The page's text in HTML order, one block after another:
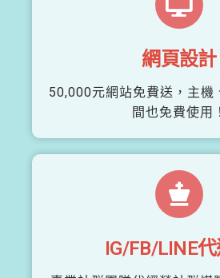
網頁設計
50,000元網站免費送，主機
間也免費使用！
IG/FB/LINE